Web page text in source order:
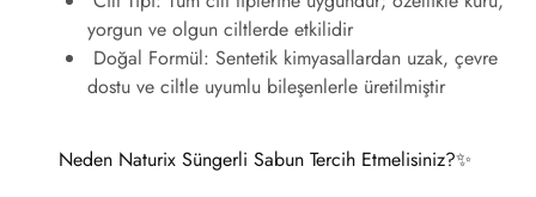
yorgun ve olgun ciltlerde etkilidir
Doğal Formül: Sentetik kimyasallardan uzak, çevre
dostu ve ciltle uyumlu bileşenlerle üretilmiştir
Neden Naturix Süngerli Sabun Tercih Etmelisiniz?✨